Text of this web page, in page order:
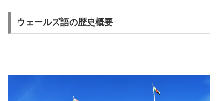
ウェールズ語の歴史概要